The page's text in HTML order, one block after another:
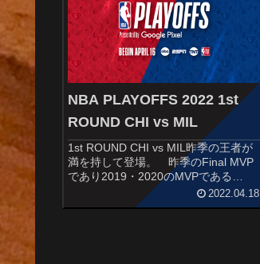
NBA PLAYOFFS 2022 1st
ROUND CHI vs MIL
1st ROUND CHI vs MIL昨季の王者が
満を持して登場。 昨季のFinal MVP
であり2019・2020のMVPである
「Freak」Giannis Antetokounmpo、
TOKYO2020での活躍が記憶に新しい
2022.04.18